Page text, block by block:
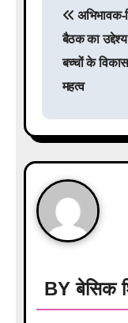
n
a
v
i
a
अभिभावक-
बैठक का
बच्चों के
महत्व
BYबेसिक